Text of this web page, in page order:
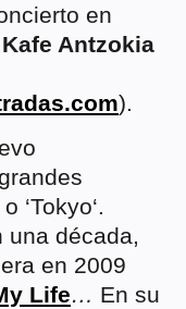
en
Kafe Antzokia
).
o ‘Tokyo‘.
una década,
en 2009
Life… En su